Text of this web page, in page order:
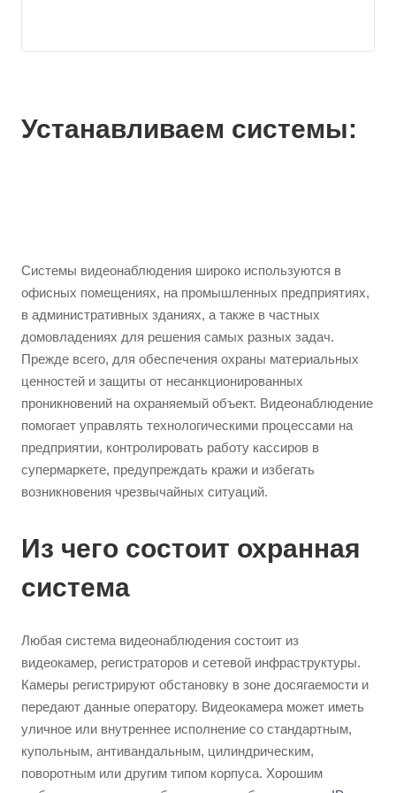
Устанавливаем системы:
Системы видеонаблюдения широко используются в
офисных помещениях, на промышленных предприятиях,
в административных зданиях, а также в частных
домовладениях для решения самых разных задач.
Прежде всего, для обеспечения охраны материальных
ценностей и защиты от несанкционированных
проникновений на охраняемый объект. Видеонаблюдение
помогает управлять технологическими процессами на
предприятии, контролировать работу кассиров в
супермаркете, предупреждать кражи и избегать
возникновения чрезвычайных ситуаций.
Из чего состоит охранная
система
Любая система видеонаблюдения состоит из
видеокамер, регистраторов и сетевой инфраструктуры.
Камеры регистрируют обстановку в зоне досягаемости и
передают данные оператору. Видеокамера может иметь
уличное или внутреннее исполнение со стандартным,
купольным, антивандальным, цилиндрическим,
поворотным или другим типом корпуса. Хорошим